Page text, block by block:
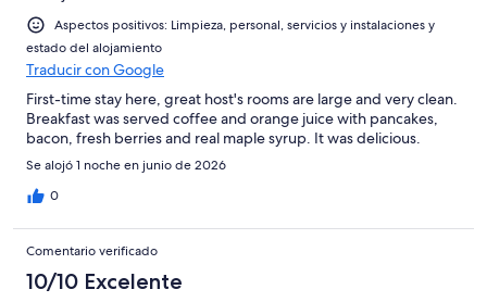
Aspectos positivos: Limpieza, personal, servicios y instalaciones y
estado del alojamiento
Traducir con Google
First-time stay here, great host's rooms are large and very clean.
Breakfast was served coffee and orange juice with pancakes,
bacon, fresh berries and real maple syrup. It was delicious.
Se alojó 1 noche en junio de 2026
0
Comentario verificado
10/10 Excelente